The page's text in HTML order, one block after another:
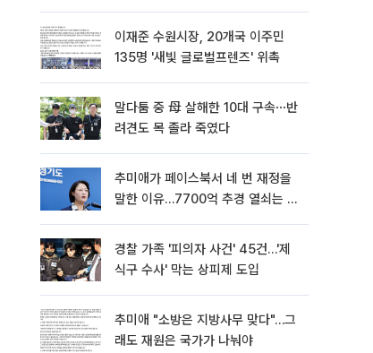
이재준 수원시장, 20개국 이주민
135명 '새빛 글로벌프렌즈' 위촉
말다툼 중 母 살해한 10대 구속⋯반
려견도 목 졸라 죽였다
추미애가 페이스북서 네 번 재정을
말한 이유…7700억 추경 열쇠는 도
경찰 가족 '피의자 사건' 45건…'제
식구 수사' 막는 상피제 도입
추미애 "소방은 지방사무 맞다"…그
래도 재원은 국가가 나눠야